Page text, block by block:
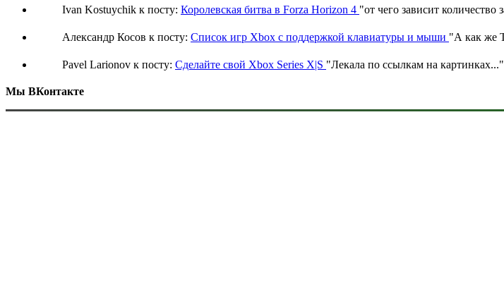
Ivan Kostuychik к посту: Королевская битва в Forza Horizon 4 "от чего зависит
Александр Косов к посту: Список игр Xbox c поддержкой клавиатуры и мыши "А как же
Pavel Larionov к посту: Сделайте свой Xbox Series X|S "Лекала по ссылкам на картинках..."
Мы ВКонтакте